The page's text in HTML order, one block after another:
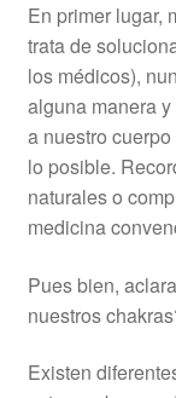
En primer lugar,
trata de
los médicos),
alguna manera
a nuestro
lo posible.
naturales o
medicina
Pues bien,
nuestros
Existen